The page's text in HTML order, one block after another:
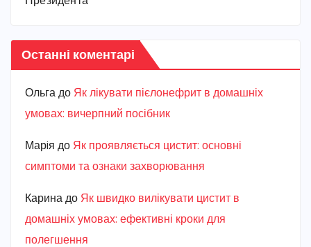
Останні коментарі
Ольга до Як лікувати пієлонефрит в домашніх
умовах: вичерпний посібник
Марiя до Як проявляється цистит: основні
симптоми та ознаки захворювання
Карина до Як швидко вилікувати цистит в
домашніх умовах: ефективні кроки для
полегшення